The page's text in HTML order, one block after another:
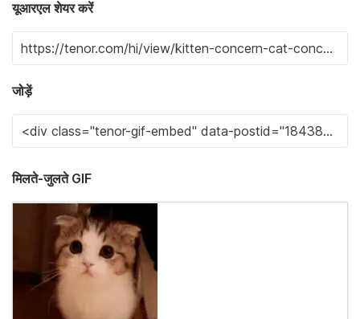
यूआरएल शेयर करें
जोड़ें
मिलते-जुलते GIF